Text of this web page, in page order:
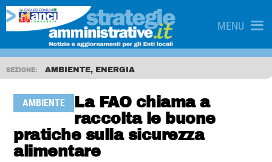
MENU
SEZIONE: AMBIENTE, ENERGIA
AMBIENTE
La FAO chiama a
raccolta le buone
pratiche sulla sicurezza
alimentare